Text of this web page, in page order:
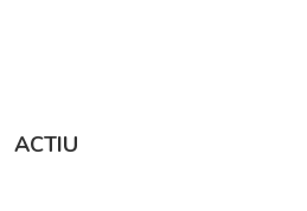
ACTIU